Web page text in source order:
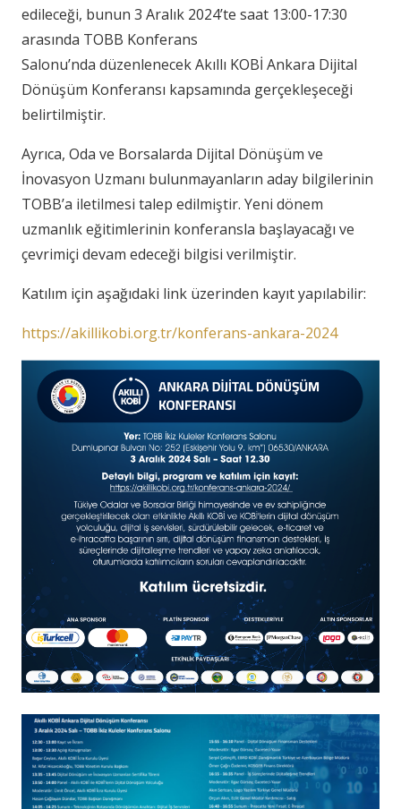
edileceği, bunun 3 Aralık 2024’te saat 13:00-17:30
arasında TOBB Konferans
Salonu’nda düzenlenecek Akıllı KOBİ Ankara Dijital
Dönüşüm Konferansı kapsamında gerçekleşeceği
belirtilmiştir.
Ayrıca, Oda ve Borsalarda Dijital Dönüşüm ve
İnovasyon Uzmanı bulunmayanların aday bilgilerinin
TOBB’a iletilmesi talep edilmiştir. Yeni dönem
uzmanlık eğitimlerinin konferansla başlayacağı ve
çevrimiçi devam edeceği bilgisi verilmiştir.
Katılım için aşağıdaki link üzerinden kayıt yapılabilir:
https://akillikobi.org.tr/konferans-ankara-2024